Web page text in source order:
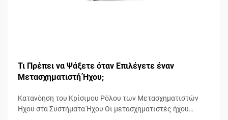
Τι Πρέπει να Ψάξετε όταν Επιλέγετε έναν
Μετασχηματιστή Ήχου;
Κατανόηση του Κρίσιμου Ρόλου των Μετασχηματιστών
Ήχου στα Συστήματα Ήχου Οι μετασχηματιστές ήχου